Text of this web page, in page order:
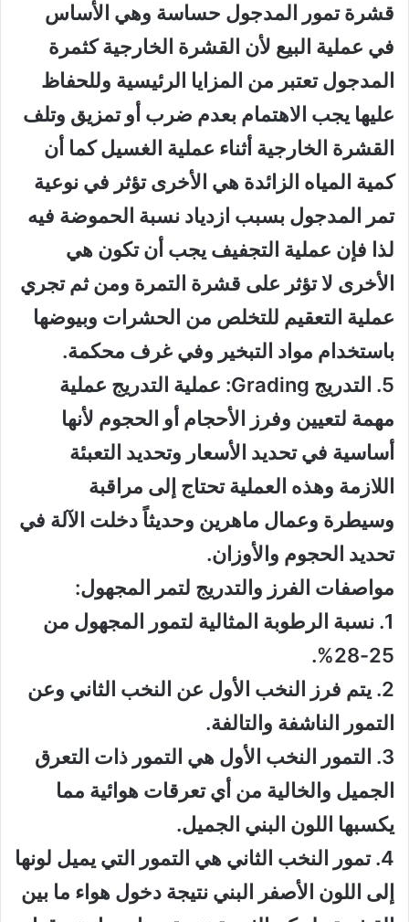
قشرة تمور المدجول حساسة وهي الأساس
في عملية البيع لأن القشرة الخارجية كثمرة
المدجول تعتبر من المزايا الرئيسية وللحفاظ
عليها يجب الاهتمام بعدم ضرب أو تمزيق وتلف
القشرة الخارجية أثناء عملية الغسيل كما أن
كمية المياه الزائدة هي الأخرى تؤثر في نوعية
تمر المدجول بسبب ازدياد نسبة الحموضة فيه
لذا فإن عملية التجفيف يجب أن تكون هي
الأخرى لا تؤثر على قشرة التمرة ومن ثم تجري
عملية التعقيم للتخلص من الحشرات وبيوضها
باستخدام مواد التبخير وفي غرف محكمة.
5. التدريج Grading: عملية التدريج عملية
مهمة لتعيين وفرز الأحجام أو الحجوم لأنها
أساسية في تحديد الأسعار وتحديد التعبئة
اللازمة وهذه العملية تحتاج إلى مراقبة
وسيطرة وعمال ماهرين وحديثاً دخلت الآلة في
تحديد الحجوم والأوزان.
مواصفات الفرز والتدريج لتمر المجهول:
1. نسبة الرطوبة المثالية لتمور المجهول من
25-28%.
2. يتم فرز النخب الأول عن النخب الثاني وعن
التمور الناشفة والتالفة.
3. التمور النخب الأول هي التمور ذات التعرق
الجميل والخالية من أي تعرقات هوائية مما
يكسبها اللون البني الجميل.
4. تمور النخب الثاني هي التمور التي يميل لونها
إلى اللون الأصفر البني نتيجة دخول هواء ما بين